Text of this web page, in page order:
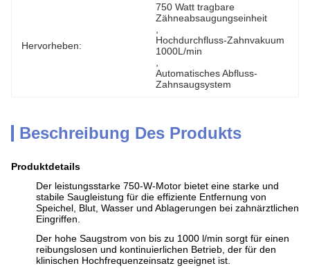
Hervorheben:
750 Watt tragbare
Zähneabsaugungseinheit
Hochdurchfluss-Zahnvakuum
1000L/min
Automatisches Abfluss-
Zahnsaugsystem
Beschreibung Des Produkts
Produktdetails
Der leistungsstarke 750-W-Motor bietet eine starke und
stabile Saugleistung für die effiziente Entfernung von
Speichel, Blut, Wasser und Ablagerungen bei zahnärztlichen
Eingriffen.
Der hohe Saugstrom von bis zu 1000 l/min sorgt für einen
reibungslosen und kontinuierlichen Betrieb, der für den
klinischen Hochfrequenzeinsatz geeignet ist.